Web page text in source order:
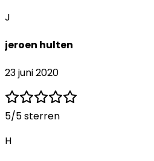
J
jeroen hulten
23 juni 2020
5/5 sterren
H